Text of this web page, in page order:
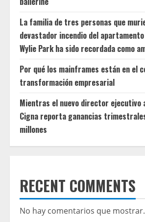
La familia de tres personas que
devastador incendio del
Wylie Park ha sido recordada como
Por qué los mainframes están en el
transformación empresarial
Mientras el nuevo director ejecutivo
Cigna reporta ganancias
millones
RECENT COMMENTS
No hay comentarios que mostrar.